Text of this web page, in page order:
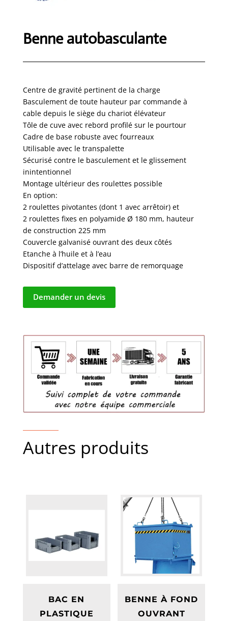
Benne autobasculante
Centre de gravité pertinent de la charge
Basculement de toute hauteur par commande à
cable depuis le siège du chariot élévateur
Tôle de cuve avec rebord profilé sur le pourtour
Cadre de base robuste avec fourreaux
Utilisable avec le transpalette
Sécurisé contre le basculement et le glissement
inintentionnel
Montage ultérieur des roulettes possible
En option:
2 roulettes pivotantes (dont 1 avec arrêtoir) et
2 roulettes fixes en polyamide Ø 180 mm, hauteur
de construction 225 mm
Couvercle galvanisé ouvrant des deux côtés
Etanche à l’huile et à l’eau
Dispositif d’attelage avec barre de remorquage
Demander un devis
Autres produits
BAC EN
PLASTIQUE
BENNE À FOND
OUVRANT